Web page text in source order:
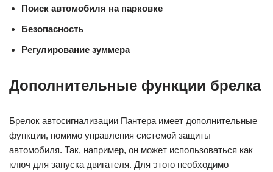
Поиск автомобиля на парковке
Безопасность
Регулирование зуммера
Дополнительные функции брелка
Брелок автосигнализации Пантера имеет дополнительные
функции, помимо управления системой защиты
автомобиля. Так, например, он может использоваться как
ключ для запуска двигателя. Для этого необходимо